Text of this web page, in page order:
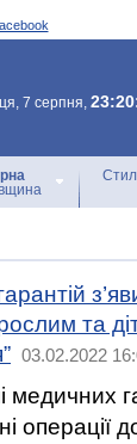
7 серпня,
та
03.02.2022
операції